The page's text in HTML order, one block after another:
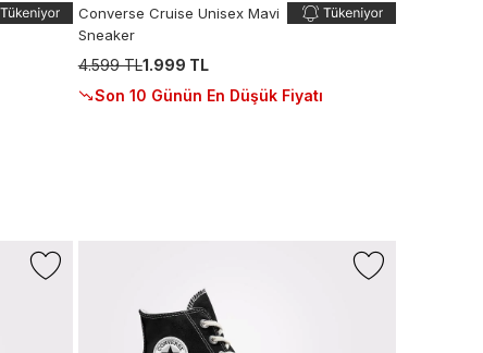
Converse Cruise Unisex Mavi
Sneaker
4.599 TL1.999 TL
Son 10 Günün En Düşük Fiyatı